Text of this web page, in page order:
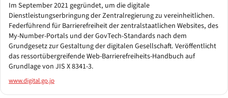
Im September 2021 gegründet, um die digitale
Dienstleistungserbringung der Zentralregierung zu vereinheitlichen.
Federführend für Barrierefreiheit der zentralstaatlichen Websites, des
My-Number-Portals und der GovTech-Standards nach dem
Grundgesetz zur Gestaltung der digitalen Gesellschaft. Veröffentlicht
das ressortübergreifende Web-Barrierefreiheits-Handbuch auf
Grundlage von JIS X 8341-3.
www.digital.go.jp